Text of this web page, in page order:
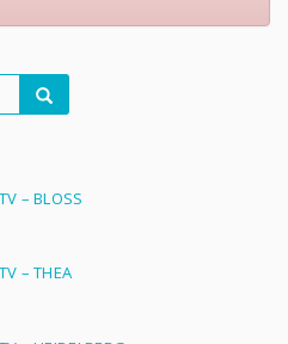
– BLOSS
– THEA